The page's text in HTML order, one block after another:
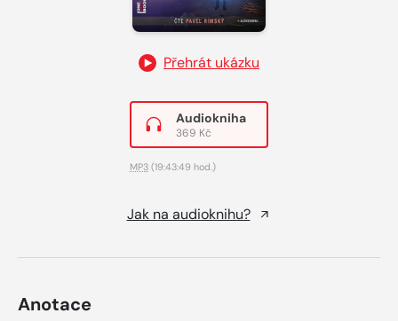
Přehrát ukázku
Audiokniha
369 Kč
MP3 (19:43:49 hod.)
Jak na audioknihu?
Anotace